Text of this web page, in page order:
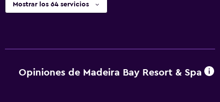
Mostrar los 64 servicios
Opiniones de Madeira Bay Resort & Spa